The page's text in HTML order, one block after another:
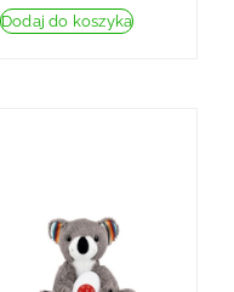
Dodaj do koszyka